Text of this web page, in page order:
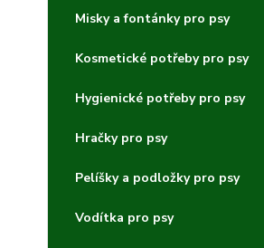
Misky a fontánky pro psy
Kosmetické potřeby pro psy
Hygienické potřeby pro psy
Hračky pro psy
Pelíšky a podložky pro psy
Vodítka pro psy